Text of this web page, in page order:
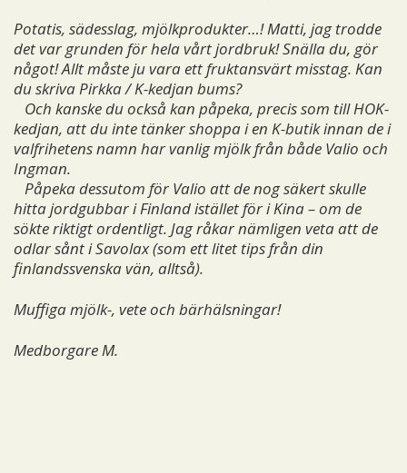
Potatis, sädesslag, mjölkprodukter…! Matti, jag trodde
det var grunden för hela vårt jordbruk! Snälla du, gör
något! Allt måste ju vara ett fruktansvärt misstag. Kan
du skriva Pirkka / K-kedjan bums?
Och kanske du också kan påpeka, precis som till HOK-
kedjan, att du inte tänker shoppa i en K-butik innan de i
valfrihetens namn har vanlig mjölk från både Valio och
Ingman.
Påpeka dessutom för Valio att de nog säkert skulle
hitta jordgubbar i Finland istället för i Kina – om de
sökte riktigt ordentligt. Jag råkar nämligen veta att de
odlar sånt i Savolax (som ett litet tips från din
finlandssvenska vän, alltså).
Muffiga mjölk-, vete och bärhälsningar!
Medborgare M.